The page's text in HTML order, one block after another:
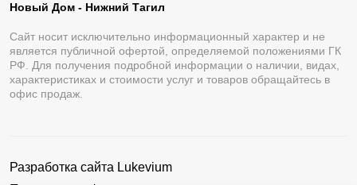
Новый Дом - Нижний Тагил
Сайт носит исключительно информационный характер и не
является публичной офертой, определяемой положениями ГК
РФ. Для получения подробной информации о наличии, видах,
характеристиках и стоимости услуг и товаров обращайтесь в
офис продаж.
Разработка сайта Lukevium